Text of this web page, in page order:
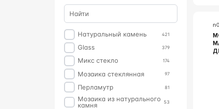
Tureks 9
La Faenza
Grasaro
Emil Ceramica
Florim
Estima
Ametis
Натуральный камень 421
Glass 379
Микс стекло 174
Мозаика стеклянная 97
Перламутр 81
Мозаика из натурального
камня
53